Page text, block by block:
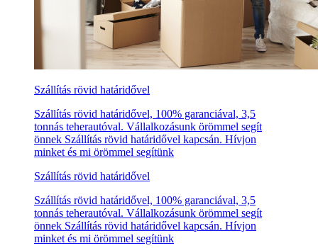
Szállítás rövid határidővel
Szállítás rövid határidővel, 100% garanciával, 3,5
tonnás teherautóval. Vállalkozásunk örömmel segít
önnek Szállítás rövid határidővel kapcsán. Hívjon
minket és mi örömmel segítünk
Szállítás rövid határidővel
Szállítás rövid határidővel, 100% garanciával, 3,5
tonnás teherautóval. Vállalkozásunk örömmel segít
önnek Szállítás rövid határidővel kapcsán. Hívjon
minket és mi örömmel segítünk